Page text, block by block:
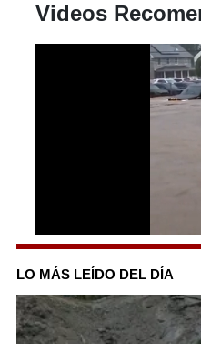
Videos
0
of
1
minute,
57
seconds
LO MÁS LEÍDO DEL DÍA